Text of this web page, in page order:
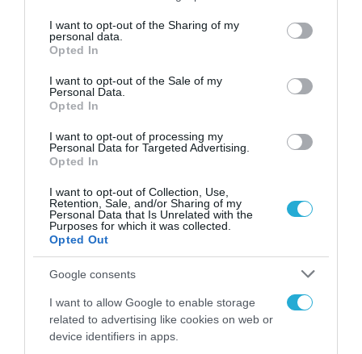
not limited to your visit or usage behaviour. You may click to
grant or deny consent to Google and its third-party tags to
use your data for below specified purposes in below Google
consent section.
I want to opt-out of the Sharing of my
personal data.
Opted In
I want to opt-out of the Sale of my
Personal Data.
Opted In
I want to opt-out of processing my
Personal Data for Targeted Advertising.
Opted In
I want to opt-out of Collection, Use,
Retention, Sale, and/or Sharing of my
Personal Data that Is Unrelated with the
Purposes for which it was collected.
Opted Out
Google consents
I want to allow Google to enable storage
related to advertising like cookies on web or
device identifiers in apps.
Ferryhopper: Νέες διαδρομές κερδίζουν
έδαφος στο island hopping το 2026
22.07.2026